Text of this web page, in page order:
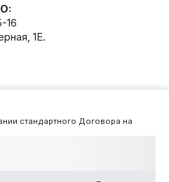
стандартного Договора на
16
1Е.
Разработано вWEBCETERA